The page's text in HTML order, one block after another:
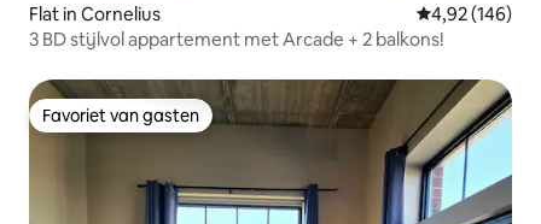
Flat in Cornelius Gemiddelde
4,92 (146)
3 BD stijlvol appartement met Arcade + 2 balkons!
Favoriet van gasten
Favoriet van gasten